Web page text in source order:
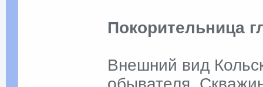
Покорительница
Внешний вид